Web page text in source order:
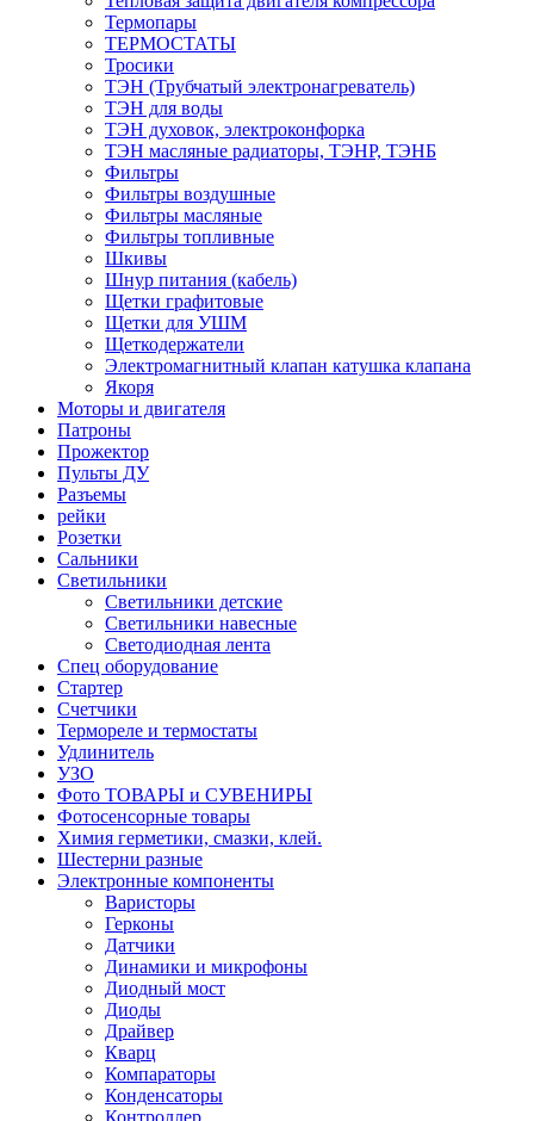
Термопары
ТЕРМОСТАТЫ
Тросики
ТЭН (Трубчатый электронагреватель)
ТЭН для воды
ТЭН духовок, электроконфорка
ТЭН масляные радиаторы, ТЭНР, ТЭНБ
Фильтры
Фильтры воздушные
Фильтры масляные
Фильтры топливные
Шкивы
Шнур питания (кабель)
Щетки графитовые
Щетки для УШМ
Щеткодержатели
Электромагнитный клапан катушка клапана
Якоря
Моторы и двигателя
Патроны
Прожектор
Пульты ДУ
Разъемы
рейки
Розетки
Сальники
Светильники
Светильники детские
Светильники навесные
Светодиодная лента
Спец оборудование
Стартер
Счетчики
Термореле и термостаты
Удлинитель
УЗО
Фото ТОВАРЫ и СУВЕНИРЫ
Фотосенсорные товары
Химия герметики, смазки, клей.
Шестерни разные
Электронные компоненты
Варисторы
Герконы
Датчики
Динамики и микрофоны
Диодный мост
Диоды
Драйвер
Кварц
Компараторы
Конденсаторы
Контроллер